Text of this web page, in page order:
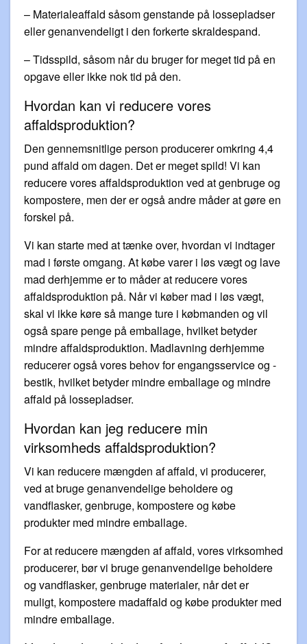
– Materialeaffald såsom genstande på lossepladser
eller genanvendeligt i den forkerte skraldespand.
– Tidsspild, såsom når du bruger for meget tid på en
opgave eller ikke nok tid på den.
Hvordan kan vi reducere vores
affaldsproduktion?
Den gennemsnitlige person producerer omkring 4,4
pund affald om dagen. Det er meget spild! Vi kan
reducere vores affaldsproduktion ved at genbruge og
kompostere, men der er også andre måder at gøre en
forskel på.
Vi kan starte med at tænke over, hvordan vi indtager
mad i første omgang. At købe varer i løs vægt og lave
mad derhjemme er to måder at reducere vores
affaldsproduktion på. Når vi køber mad i løs vægt,
skal vi ikke køre så mange ture i købmanden og vil
også spare penge på emballage, hvilket betyder
mindre affaldsproduktion. Madlavning derhjemme
reducerer også vores behov for engangsservice og -
bestik, hvilket betyder mindre emballage og mindre
affald på lossepladser.
Hvordan kan jeg reducere min
virksomheds affaldsproduktion?
Vi kan reducere mængden af affald, vi producerer,
ved at bruge genanvendelige beholdere og
vandflasker, genbruge, kompostere og købe
produkter med mindre emballage.
For at reducere mængden af affald, vores virksomhed
producerer, bør vi bruge genanvendelige beholdere
og vandflasker, genbruge materialer, når det er
muligt, kompostere madaffald og købe produkter med
mindre emballage.